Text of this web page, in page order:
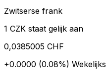
Zwitserse frank
1 CZK staat gelijk aan
0,0385005 CHF
+0.0000 (0.08%) Wekelijks